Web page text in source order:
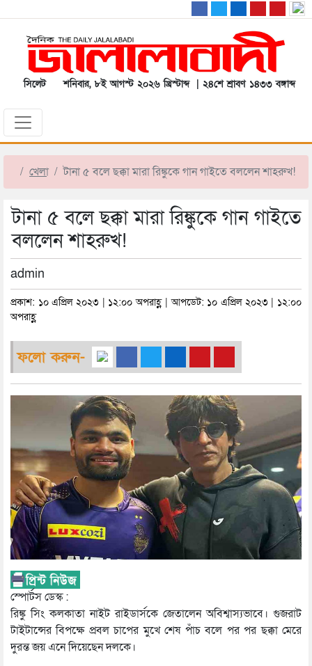
সিলেট শনিবার, ৮ই আগস্ট ২০২৬ খ্রিস্টাব্দ | ২৪শে শ্রাবণ ১৪৩৩ বঙ্গাব্দ
খেলা টানা ৫ বলে ছক্কা মারা রিঙ্কুকে গান গাইতে বললেন শাহরুখ!
টানা ৫ বলে ছক্কা মারা রিঙ্কুকে গান গাইতে
বললেন শাহরুখ!
admin
প্রকাশ: ১০ এপ্রিল ২০২৩ | ১২:০০ অপরাহ্ণ | আপডেট: ১০ এপ্রিল ২০২৩ | ১২:০০
অপরাহ্ণ
ফলো করুন-
স্পোর্টস ডেস্ক :
রিঙ্কু সিং কলকাতা নাইট রাইডার্সকে জেতালেন অবিশ্বাস্যভাবে। গুজরাট
টাইটান্সের বিপক্ষে প্রবল চাপের মুখে শেষ পাঁচ বলে পর পর ছক্কা মেরে
দুরন্ত জয় এনে দিয়েছেন দলকে।